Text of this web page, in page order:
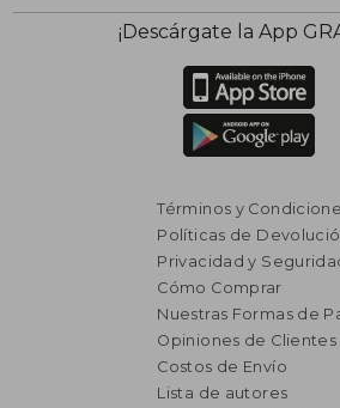
¡Descárgate la App
Términos y
Políticas de
Privacidad y
Cómo Comprar
Nuestras Formas de
Opiniones de Clientes
Costos de Envío
Lista de autores